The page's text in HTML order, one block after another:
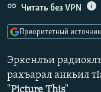
навигации
поиску
КУЛЬТУРА
IDEL.РЕАЛИИ
СЕВЕР.РЕАЛИИ
Эркенлъи
рахъарал анкьил
Читать без VPN
Приоритетный